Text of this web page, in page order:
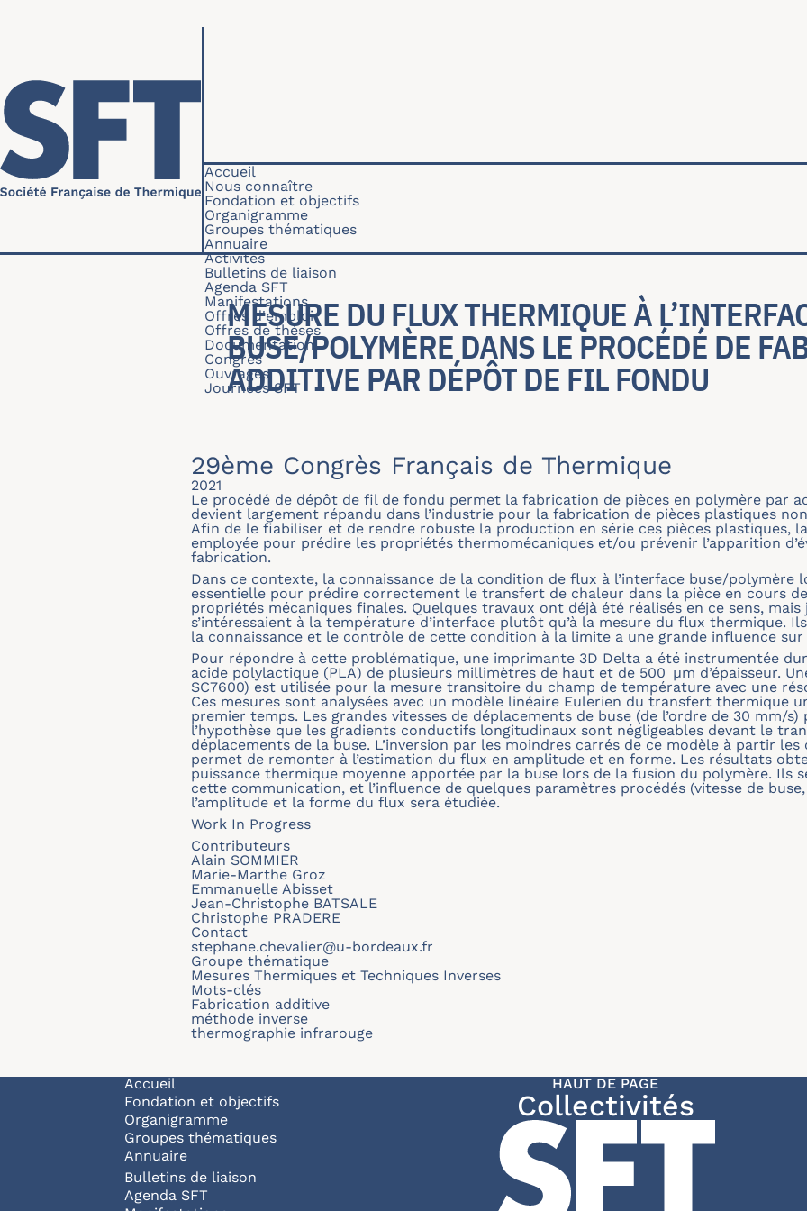
Navigation principale
Accueil
Nous connaître
Fondation et objectifs
Organigramme
Groupes thématiques
Annuaire
Activités
Bulletins de liaison
Agenda SFT
Manifestations
Offres d'emploi
Offres de thèses
Documentation
Congrès
Ouvrages
Journées SFT
MESURE DU FLUX THERMIQUE À
BUSE/POLYMÈRE DANS LE PROCÉDÉ DE
ADDITIVE PAR DÉPÔT DE FIL FONDU
29ème Congrès Français de Thermique
2021
Le procédé de dépôt de fil de fondu permet la fabrication de pièces en polymère par
devient largement répandu dans l’industrie pour la fabrication de pièces plastiques
Afin de le fiabiliser et de rendre robuste la production en série ces pièces plastiques,
employée pour prédire les propriétés thermomécaniques et/ou prévenir l’apparition
fabrication.
Dans ce contexte, la connaissance de la condition de flux à l’interface buse/
essentielle pour prédire correctement le transfert de chaleur dans la pièce en cours
propriétés mécaniques finales. Quelques travaux ont déjà été réalisés en ce sens, mais
s’intéressaient à la température d’interface plutôt qu’à la mesure du flux thermique.
la connaissance et le contrôle de cette condition à la limite a une grande influence
Pour répondre à cette problématique, une imprimante 3D Delta a été instrumentée
acide polylactique (PLA) de plusieurs millimètres de haut et de 500 μm d’épaisseur.
SC7600) est utilisée pour la mesure transitoire du champ de température avec une
Ces mesures sont analysées avec un modèle linéaire Eulerien du transfert thermique
premier temps. Les grandes vitesses de déplacements de buse (de l’ordre de 30 mm/
l’hypothèse que les gradients conductifs longitudinaux sont négligeables devant le
déplacements de la buse. L’inversion par les moindres carrés de ce modèle à partir
permet de remonter à l’estimation du flux en amplitude et en forme. Les résultats
puissance thermique moyenne apportée par la buse lors de la fusion du polymère. Ils
cette communication, et l’influence de quelques paramètres procédés (vitesse de
l’amplitude et la forme du flux sera étudiée.
Work In Progress
Contributeurs
Alain SOMMIER
Marie-Marthe Groz
Emmanuelle Abisset
Jean-Christophe BATSALE
Christophe PRADERE
Contact
stephane.chevalier@u-bordeaux.fr
Groupe thématique
Mesures Thermiques et Techniques Inverses
Mots-clés
Fabrication additive
méthode inverse
thermographie infrarouge
Navigation principale
Accueil
Fondation et objectifs
Organigramme
Groupes thématiques
Annuaire
Bulletins de liaison
Agenda SFT
HAUT DE PAGE
Collectivités